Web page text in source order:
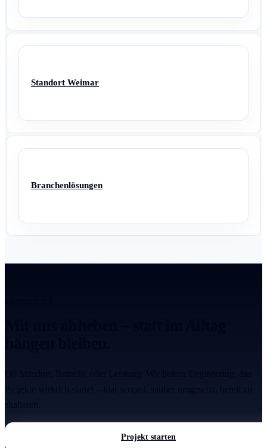
Standort Weimar
Branchenlösungen
Projekt starten